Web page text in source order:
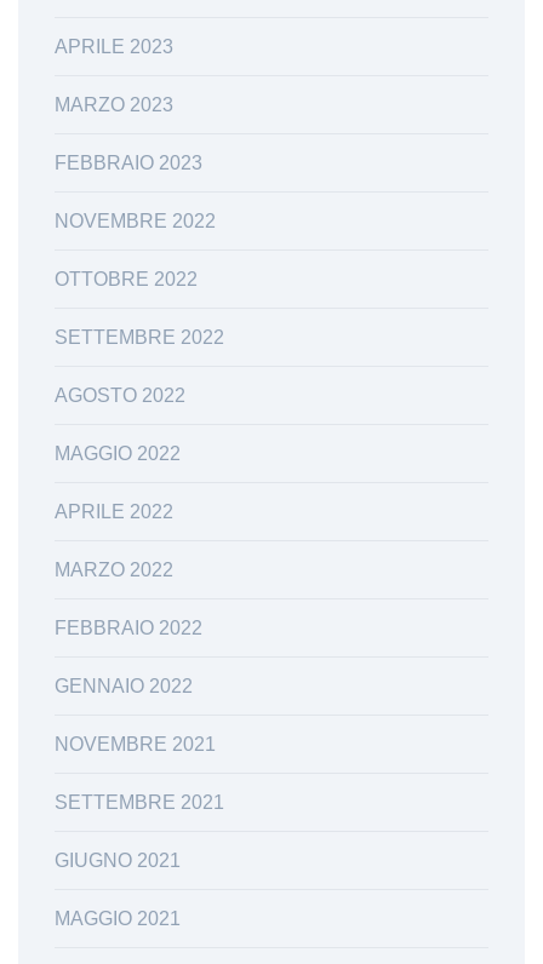
APRILE 2023
MARZO 2023
FEBBRAIO 2023
NOVEMBRE 2022
OTTOBRE 2022
SETTEMBRE 2022
AGOSTO 2022
MAGGIO 2022
APRILE 2022
MARZO 2022
FEBBRAIO 2022
GENNAIO 2022
NOVEMBRE 2021
SETTEMBRE 2021
GIUGNO 2021
MAGGIO 2021